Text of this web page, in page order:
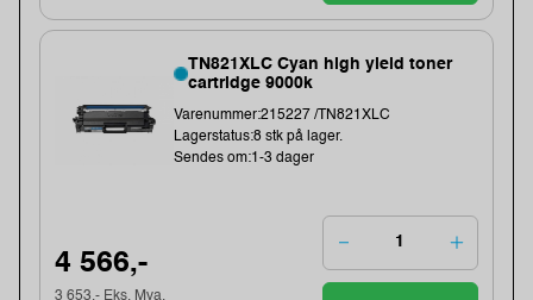
TN821XLC Cyan high yield toner
cartridge 9000k
Varenummer:215227 /TN821XLC
Lagerstatus:8 stk på lager.
Sendes om:1-3 dager
4 566,-
3 653,- Eks. Mva.